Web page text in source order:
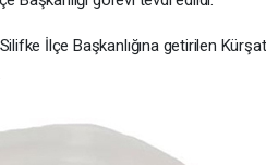
İlçe Başkanlığına getirilen